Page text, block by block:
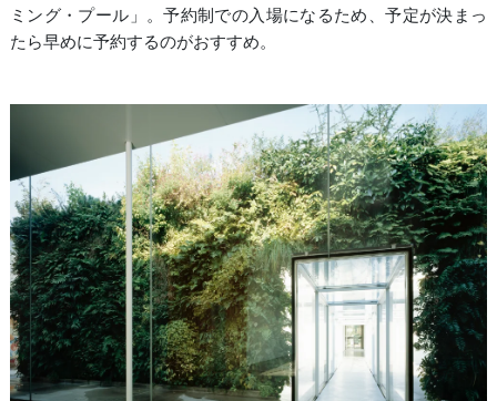
ミング・プール」。予約制での入場になるため、予定が決まっ
たら早めに予約するのがおすすめ。